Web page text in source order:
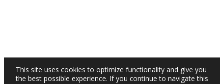
This site uses cookies to optimize functionality and give you
the best possible experience. If you continue to navigate this